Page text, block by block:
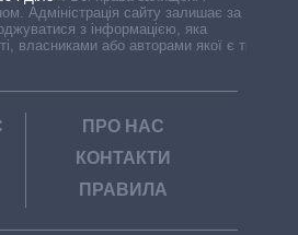
Адміністрація сайту залишає за
з інформацією, яка
власниками або авторами якої є треті
ПРО НАС
КОНТАКТИ
ПРАВИЛА